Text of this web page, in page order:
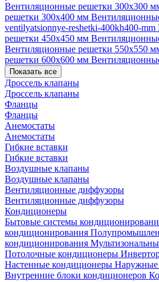
Вентиляционные решетки 300х300
решетки 300х400 мм
ventilyatsionnye-reshetki-400kh400-mm
решетки 450х450 мм
Вентиляционные решетки 550х550
решетки 600х600 мм
Показать все
Дроссель клапаны
Дроссель клапаны
Фланцы
Фланцы
Анемостаты
Анемостаты
Гибкие вставки
Гибкие вставки
Воздушные клапаны
Воздушные клапаны
Вентиляционные диффузоры
Вентиляционные диффузоры
Кондиционеры
Бытовые системы
кондиционирования
кондиционирования
Потолочные кондиционеры
Настенные кондиционеры Наружные
Внутренние блоки кондиционеров